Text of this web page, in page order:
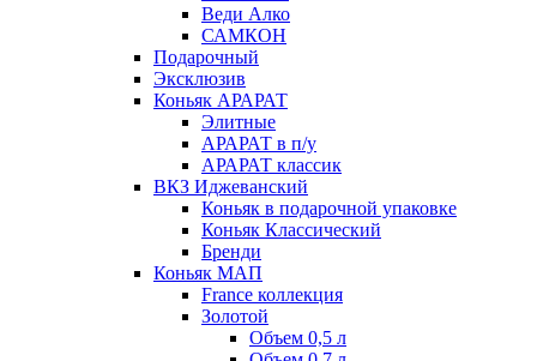
Веди Алко
САМКОН
Подарочный
Эксклюзив
Коньяк АРАРАТ
Элитные
АРАРАТ в п/у
АРАРАТ классик
ВКЗ Иджеванский
Коньяк в подарочной упаковке
Коньяк Классический
Бренди
Коньяк МАП
France коллекция
Золотой
Объем 0,5 л